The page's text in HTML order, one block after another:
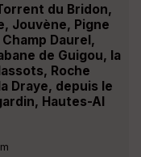
du Bridon,
Jouvène, Pigne
Daurel,
de Guigou, la
Roche
Draye, depuis le
Hautes-Al